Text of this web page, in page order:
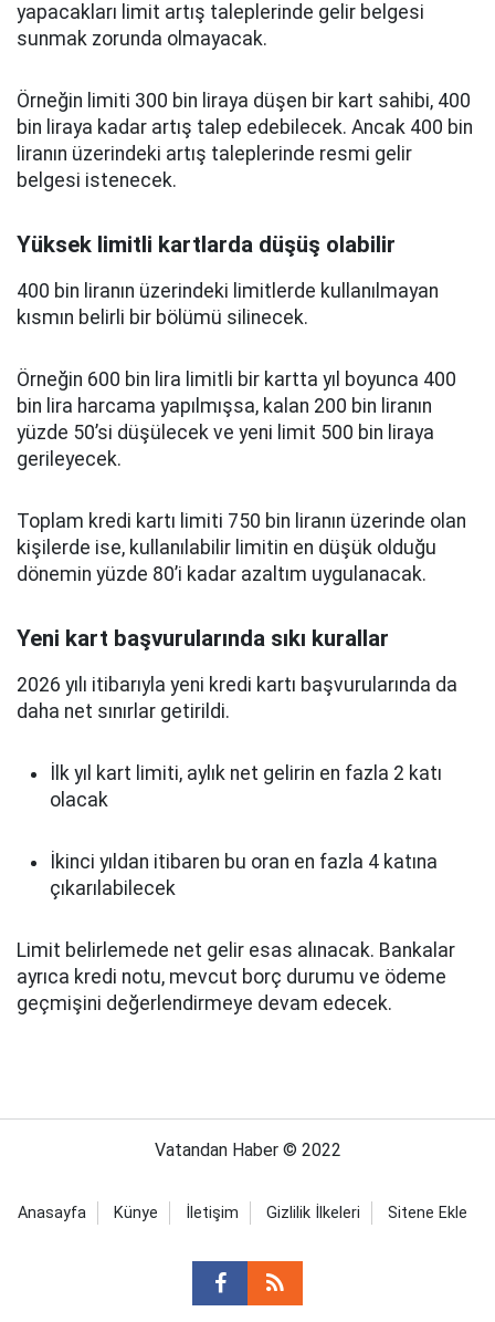
yapacakları limit artış taleplerinde gelir belgesi
sunmak zorunda olmayacak.
Örneğin limiti 300 bin liraya düşen bir kart sahibi, 400
bin liraya kadar artış talep edebilecek. Ancak 400 bin
liranın üzerindeki artış taleplerinde resmi gelir
belgesi istenecek.
Yüksek limitli kartlarda düşüş olabilir
400 bin liranın üzerindeki limitlerde kullanılmayan
kısmın belirli bir bölümü silinecek.
Örneğin 600 bin lira limitli bir kartta yıl boyunca 400
bin lira harcama yapılmışsa, kalan 200 bin liranın
yüzde 50’si düşülecek ve yeni limit 500 bin liraya
gerileyecek.
Toplam kredi kartı limiti 750 bin liranın üzerinde olan
kişilerde ise, kullanılabilir limitin en düşük olduğu
dönemin yüzde 80’i kadar azaltım uygulanacak.
Yeni kart başvurularında sıkı kurallar
2026 yılı itibarıyla yeni kredi kartı başvurularında da
daha net sınırlar getirildi.
İlk yıl kart limiti, aylık net gelirin en fazla 2 katı
olacak
İkinci yıldan itibaren bu oran en fazla 4 katına
çıkarılabilecek
Limit belirlemede net gelir esas alınacak. Bankalar
ayrıca kredi notu, mevcut borç durumu ve ödeme
geçmişini değerlendirmeye devam edecek.
Vatandan Haber © 2022
Anasayfa Künye İletişim Gizlilik İlkeleri Sitene Ekle